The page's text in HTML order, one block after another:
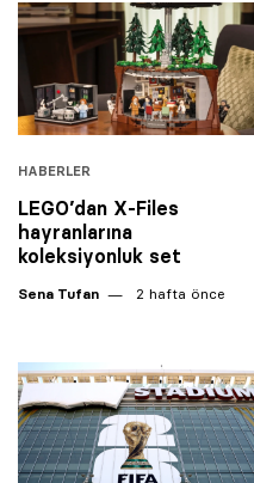
HABERLER
LEGO’dan X-Files
hayranlarına
koleksiyonluk set
Sena Tufan 2 hafta önce